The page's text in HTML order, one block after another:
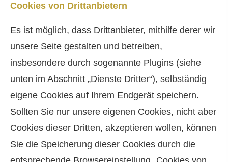
Cookies von Drittanbietern
Es ist möglich, dass Drittanbieter, mithilfe derer wir
unsere Seite gestalten und betreiben,
insbesondere durch sogenannte Plugins (siehe
unten im Abschnitt „Dienste Dritter“), selbständig
eigene Cookies auf Ihrem Endgerät speichern.
Sollten Sie nur unsere eigenen Cookies, nicht aber
Cookies dieser Dritten, akzeptieren wollen, können
Sie die Speicherung dieser Cookies durch die